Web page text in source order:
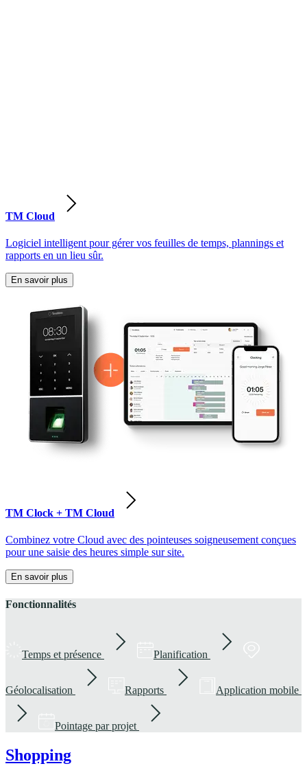
TM Cloud
Logiciel intelligent pour gérer vos feuilles de temps, plannings et
rapports en un lieu sûr.
En savoir plus
TM Clock + TM Cloud
Combinez votre Cloud avec des pointeuses soigneusement conçues
pour une saisie des heures simple sur site.
En savoir plus
Fonctionnalités
Temps et présence Planification
Géolocalisation Rapports Application mobile
Pointage par projet
Shopping